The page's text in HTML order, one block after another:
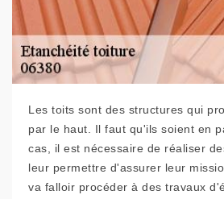
Les toits sont des structures qui
par le haut. Il faut qu'ils soient en
cas, il est nécessaire de réaliser
leur permettre d'assurer leur
va falloir procéder à des travaux